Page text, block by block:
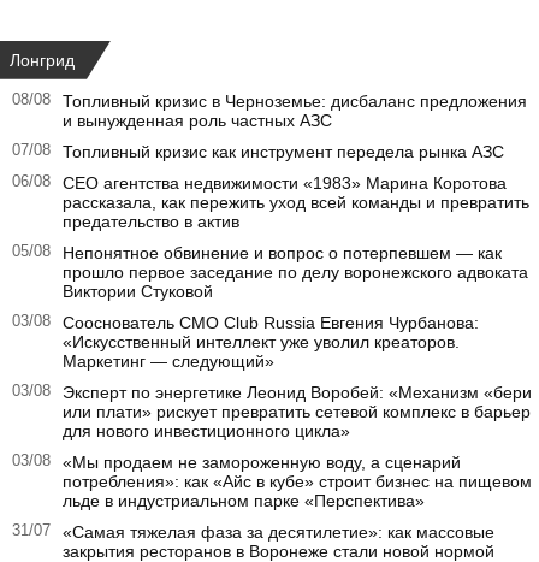
Лонгрид
08/08
Топливный кризис в Черноземье: дисбаланс предложения
и вынужденная роль частных АЗС
07/08 Топливный кризис как инструмент передела рынка АЗС
06/08
CEO агентства недвижимости «1983» Марина Коротова
рассказала, как пережить уход всей команды и превратить
предательство в актив
05/08
Непонятное обвинение и вопрос о потерпевшем — как
прошло первое заседание по делу воронежского адвоката
Виктории Стуковой
03/08
Сооснователь CMO Club Russia Евгения Чурбанова:
«Искусственный интеллект уже уволил креаторов.
Маркетинг — следующий»
03/08
Эксперт по энергетике Леонид Воробей: «Механизм «бери
или плати» рискует превратить сетевой комплекс в барьер
для нового инвестиционного цикла»
03/08
«Мы продаем не замороженную воду, а сценарий
потребления»: как «Айс в кубе» строит бизнес на пищевом
льде в индустриальном парке «Перспектива»
31/07
«Самая тяжелая фаза за десятилетие»: как массовые
закрытия ресторанов в Воронеже стали новой нормой